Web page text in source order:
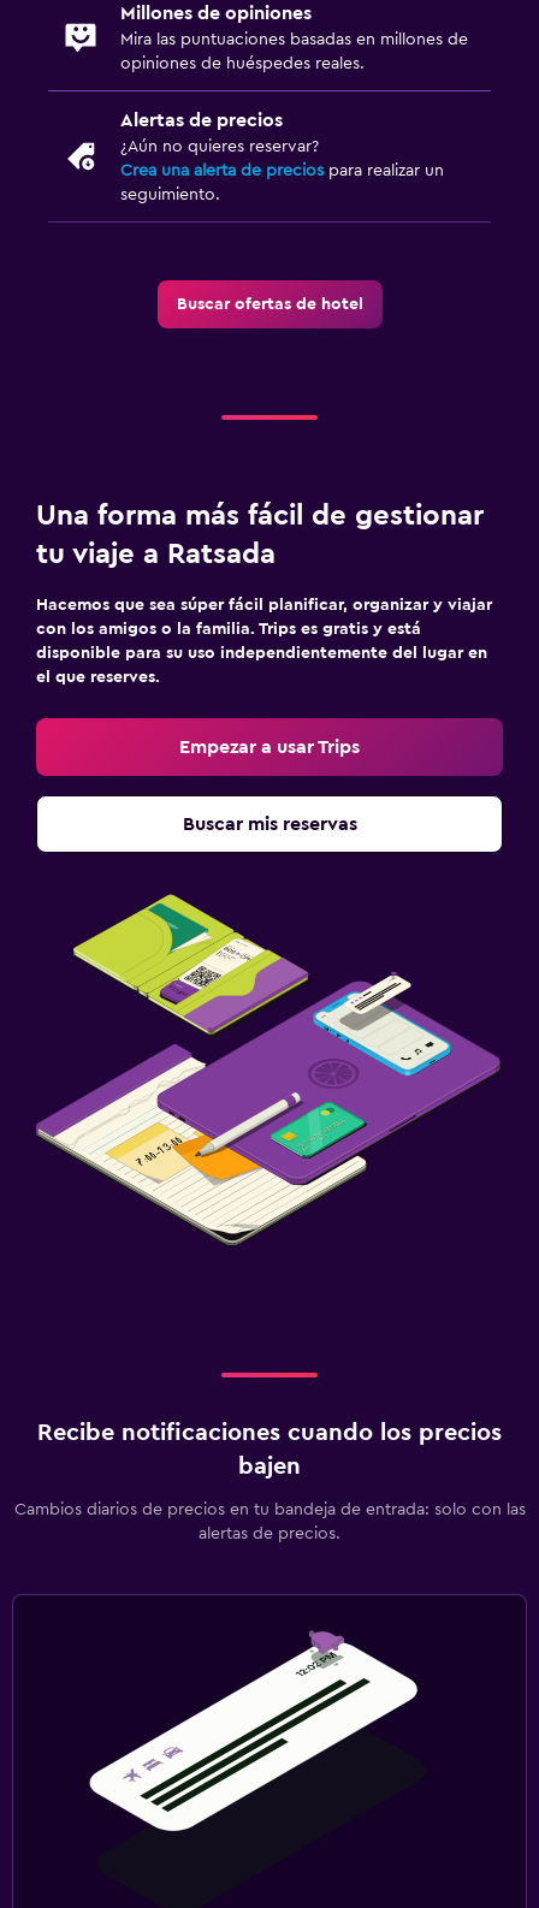
Millones de opiniones
Mira las puntuaciones basadas en millones de
opiniones de huéspedes reales.
Alertas de precios
¿Aún no quieres reservar?
Crea una alerta de precios para realizar un
seguimiento.
Buscar ofertas de hotel
Una forma más fácil de gestionar
tu viaje a Ratsada
Hacemos que sea súper fácil planificar, organizar y viajar
con los amigos o la familia. Trips es gratis y está
disponible para su uso independientemente del lugar en
el que reserves.
Empezar a usar Trips
Buscar mis reservas
Recibe notificaciones cuando los precios
bajen
Cambios diarios de precios en tu bandeja de entrada: solo con las
alertas de precios.